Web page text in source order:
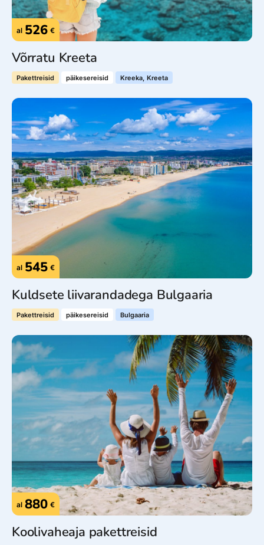
al 526 €
Võrratu Kreeta
Pakettreisid päikesereisid Kreeka, Kreeta
al 545 €
Kuldsete liivarandadega Bulgaaria
Pakettreisid päikesereisid Bulgaaria
al 880 €
Koolivaheaja pakettreisid